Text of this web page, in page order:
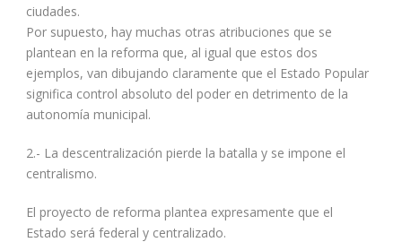
ciudades.
Por supuesto, hay muchas otras atribuciones que se
plantean en la reforma que, al igual que estos dos
ejemplos, van dibujando claramente que el Estado Popular
significa control absoluto del poder en detrimento de la
autonomía municipal.
2.- La descentralización pierde la batalla y se impone el
centralismo.
El proyecto de reforma plantea expresamente que el
Estado será federal y centralizado.